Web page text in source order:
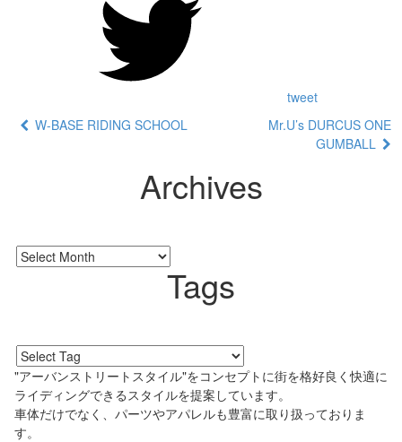
tweet
W-BASE RIDING SCHOOL
Mr.U’s DURCUS ONE
GUMBALL
Archives
Tags
"アーバンストリートスタイル"をコンセプトに街を格好良く快適に
ライディングできるスタイルを提案しています。
車体だけでなく、パーツやアパレルも豊富に取り扱っておりま
す。